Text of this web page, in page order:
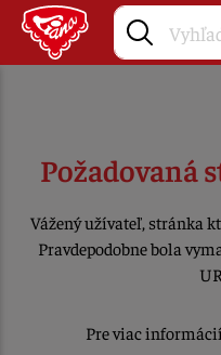
Požadovaná
Vážený užívateľ, stránka
Pravdepodobne bola
Pre viac